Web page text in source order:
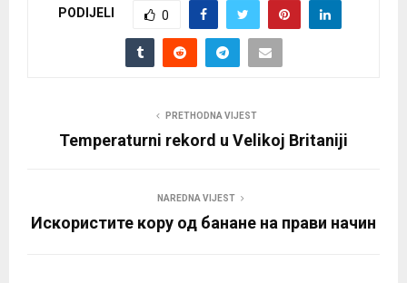
PODIJELI 0
PRETHODNA VIJEST
Temperaturni rekord u Velikoj Britaniji
NAREDNA VIJEST
Искористите кору од банане на прави начин